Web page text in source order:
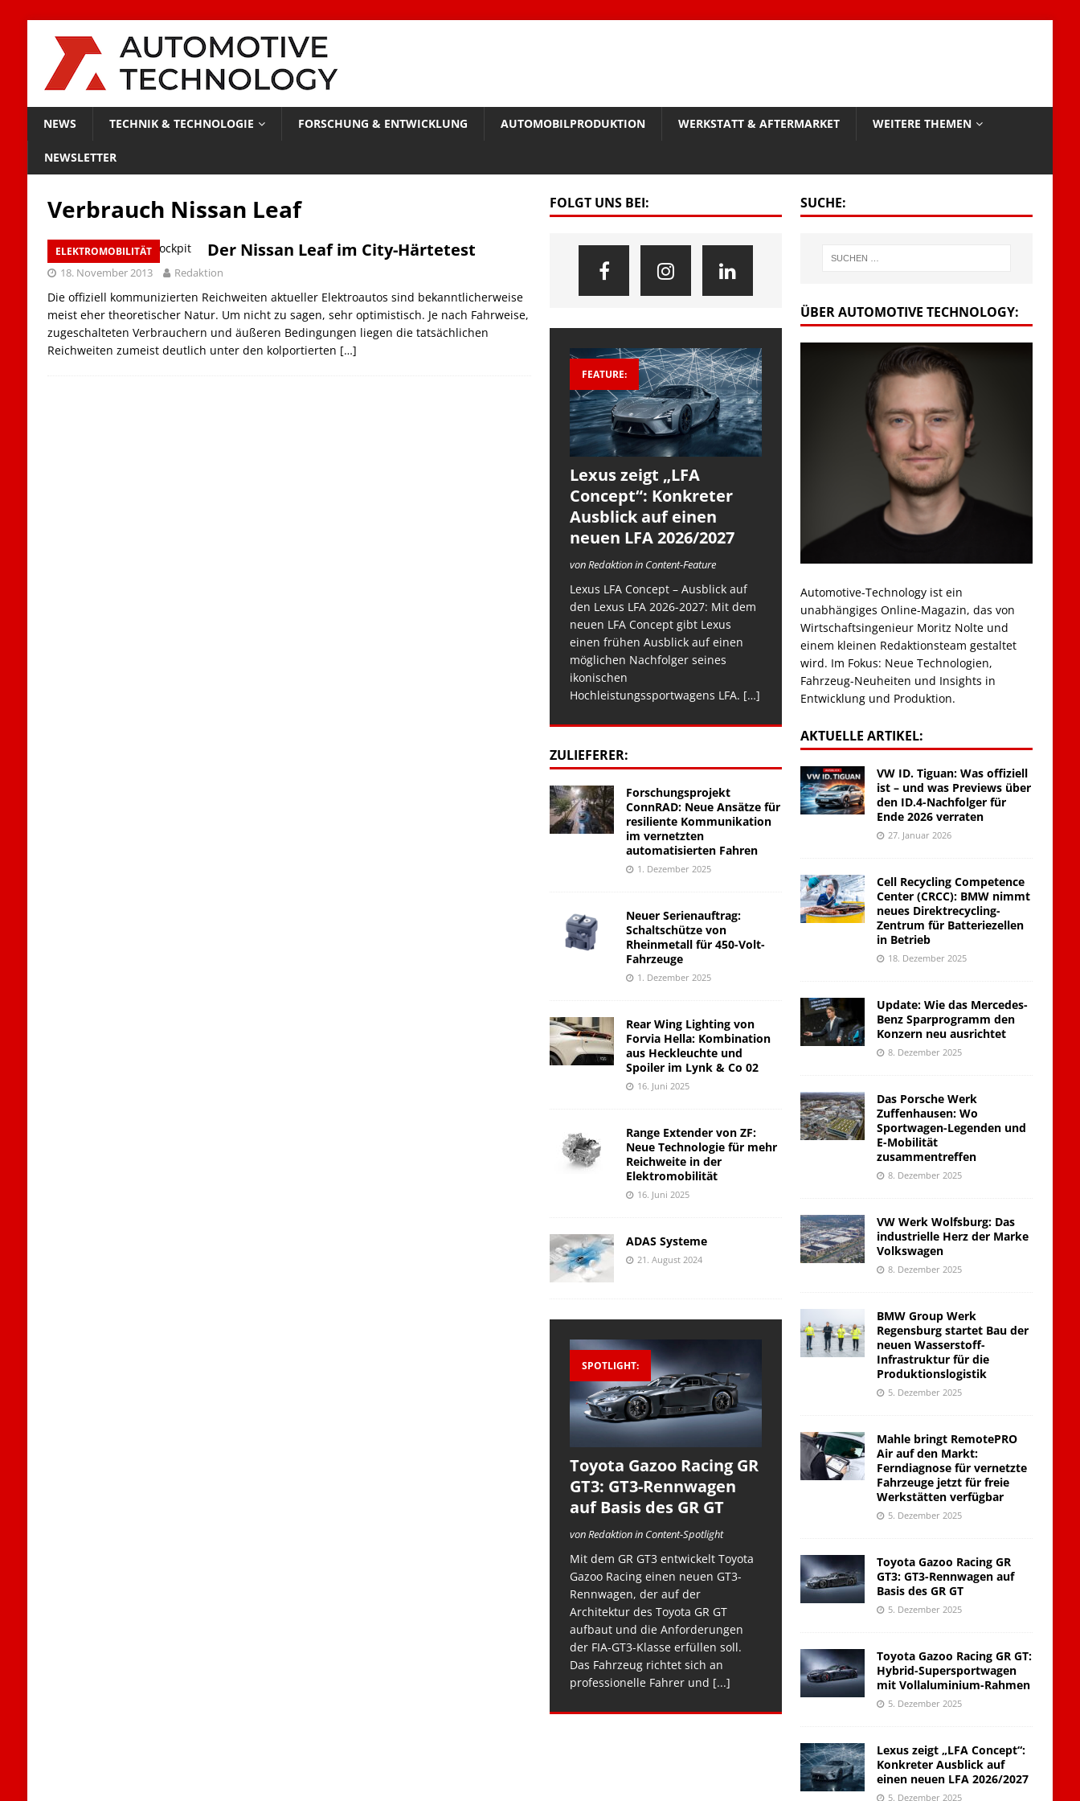
NEWS TECHNIK & TECHNOLOGIE FORSCHUNG & ENTWICKLUNG AUTOMOBILPRODUKTION WERKSTATT & AFTERMARKET WEITERE THEMEN
NEWSLETTER
Verbrauch Nissan Leaf
ELEKTROMOBILITÄT Der Nissan Leaf im City-Härtetest
18. November 2013 Redaktion
Die offiziell kommunizierten Reichweiten aktueller Elektroautos sind bekanntlicherweise
meist eher theoretischer Natur. Um nicht zu sagen, sehr optimistisch. Je nach Fahrweise,
zugeschalteten Verbrauchern und äußeren Bedingungen liegen die tatsächlichen
Reichweiten zumeist deutlich unter den kolportierten […]
FOLGT UNS BEI:
FEATURE:
Lexus zeigt „LFA
Concept“: Konkreter
Ausblick auf einen
neuen LFA 2026/2027
von Redaktion in Content-Feature
Lexus LFA Concept – Ausblick auf
den Lexus LFA 2026-2027: Mit dem
neuen LFA Concept gibt Lexus
einen frühen Ausblick auf einen
möglichen Nachfolger seines
ikonischen
Hochleistungssportwagens LFA. […]
ZULIEFERER:
Forschungsprojekt
ConnRAD: Neue Ansätze für
resiliente Kommunikation
im vernetzten
automatisierten Fahren
1. Dezember 2025
Neuer Serienauftrag:
Schaltschütze von
Rheinmetall für 450-Volt-
Fahrzeuge
1. Dezember 2025
Rear Wing Lighting von
Forvia Hella: Kombination
aus Heckleuchte und
Spoiler im Lynk & Co 02
16. Juni 2025
Range Extender von ZF:
Neue Technologie für mehr
Reichweite in der
Elektromobilität
16. Juni 2025
ADAS Systeme
21. August 2024
SPOTLIGHT:
Toyota Gazoo Racing GR
GT3: GT3-Rennwagen
auf Basis des GR GT
von Redaktion in Content-Spotlight
Mit dem GR GT3 entwickelt Toyota
Gazoo Racing einen neuen GT3-
Rennwagen, der auf der
Architektur des Toyota GR GT
aufbaut und die Anforderungen
der FIA-GT3-Klasse erfüllen soll.
Das Fahrzeug richtet sich an
professionelle Fahrer und [...]
SUCHE:
ÜBER AUTOMOTIVE TECHNOLOGY:
Automotive-Technology ist ein
unabhängiges Online-Magazin, das von
Wirtschaftsingenieur Moritz Nolte und
einem kleinen Redaktionsteam gestaltet
wird. Im Fokus: Neue Technologien,
Fahrzeug-Neuheiten und Insights in
Entwicklung und Produktion.
AKTUELLE ARTIKEL:
VW ID. Tiguan: Was offiziell
ist – und was Previews über
den ID.4-Nachfolger für
Ende 2026 verraten
27. Januar 2026
Cell Recycling Competence
Center (CRCC): BMW nimmt
neues Direktrecycling-
Zentrum für Batteriezellen
in Betrieb
18. Dezember 2025
Update: Wie das Mercedes-
Benz Sparprogramm den
Konzern neu ausrichtet
8. Dezember 2025
Das Porsche Werk
Zuffenhausen: Wo
Sportwagen-Legenden und
E-Mobilität
zusammentreffen
8. Dezember 2025
VW Werk Wolfsburg: Das
industrielle Herz der Marke
Volkswagen
8. Dezember 2025
BMW Group Werk
Regensburg startet Bau der
neuen Wasserstoff-
Infrastruktur für die
Produktionslogistik
5. Dezember 2025
Mahle bringt RemotePRO
Air auf den Markt:
Ferndiagnose für vernetzte
Fahrzeuge jetzt für freie
Werkstätten verfügbar
5. Dezember 2025
Toyota Gazoo Racing GR
GT3: GT3-Rennwagen auf
Basis des GR GT
5. Dezember 2025
Toyota Gazoo Racing GR GT:
Hybrid-Supersportwagen
mit Vollaluminium-Rahmen
5. Dezember 2025
Lexus zeigt „LFA Concept“:
Konkreter Ausblick auf
einen neuen LFA 2026/2027
5. Dezember 2025